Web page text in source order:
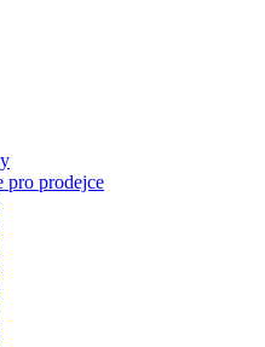
pro prodejce